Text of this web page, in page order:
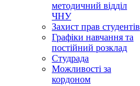
методичний відділ
ЧНУ
Захист прав студентів
Графіки навчання та
постійний розклад
Студрада
Можливості за
кордоном